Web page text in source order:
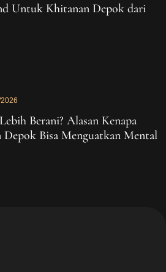
Untuk Khitanan Depok dari
Berani? Alasan Kenapa
Bisa Menguatkan Mental